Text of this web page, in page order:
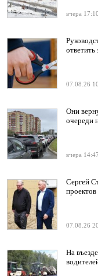
вчера 17:10
ответить
07.08.26
Они
очереди
вчера 14:47
Сергей
07.08.26
На